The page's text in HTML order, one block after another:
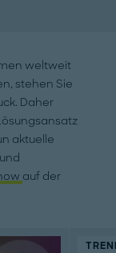
weltweit
stehen Sie
Daher
aktuelle
auf der